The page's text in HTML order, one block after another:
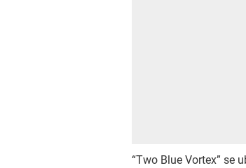
“Two Blue Vortex” se